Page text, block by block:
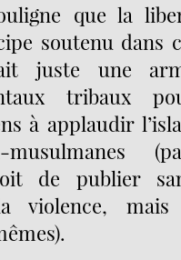
que la
soutenu dans
juste une
tribaux
à applaudir
de publier
violence, mais